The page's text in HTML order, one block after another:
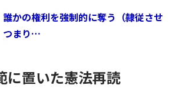
かの権利を強制的に奪う（隷従させ
つまり…
置いた憲法再読